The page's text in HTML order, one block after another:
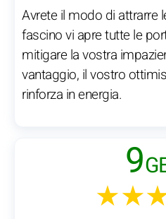
Avrete il modo di attrarre
fascino vi apre tutte le
mitigare la vostra
vantaggio, il vostro
rinforza in energia.
9